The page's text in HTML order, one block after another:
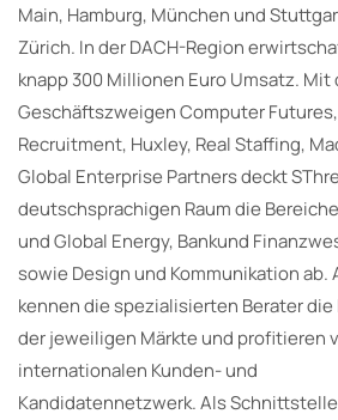
Main, Hamburg, München und
Zürich. In der DACH-Region
knapp 300 Millionen Euro Umsatz. Mit
Geschäftszweigen Computer
Recruitment, Huxley, Real Staffing,
Global Enterprise Partners deckt
deutschsprachigen Raum die
und Global Energy, Bankund
sowie Design und Kommunikation ab.
kennen die spezialisierten Berater
der jeweiligen Märkte und profitieren
internationalen Kunden- und
Kandidatennetzwerk. Als